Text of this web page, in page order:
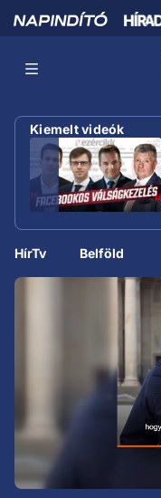
Kiemelt videók
HírTv Belföld